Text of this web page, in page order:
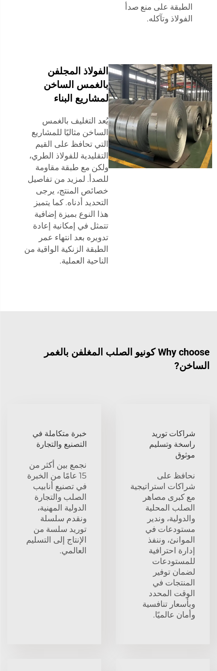
الطبقة على منع صدأ
الفولاذ وتآكله.
الفولاذ المجلفن
بالغمس الساخن
لمشاريع البناء
يُعد التغليف بالغمس
الساخن مثاليًا للمشاريع
التي تحافظ على القيم
التقليدية للفولاذ الطري،
ولكن مع طبقة مقاومة
للصدأ. لمزيد من تفاصيل
خصائص المنتج، يرجى
التحديد أدناه. كما يتميز
هذا النوع بميزة إضافية
تتمثل في إمكانية إعادة
تدويره بعد انتهاء عمر
الطبقة الزنكية الواقية من
الناحية العملية.
Why choose كونيو الصلب المغلفن بالغمر
الساخن?
شراكات توريد
راسخة وتسليم
موثوق
نحافظ على
شراكات استراتيجية
مع كبرى مصاهر
الصلب المحلية
والدولية، وندير
مستودعات في
الموانئ، وننفذ
إدارة احترافية
للمستودعات
لضمان توفير
المنتجات في
الوقت المحدد
وبأسعار تنافسية
وأمان عالميًا.
خبرة متكاملة في
التصنيع والتجارة
نجمع بين أكثر من
15 عامًا من الخبرة
في تصنيع أنابيب
الصلب والتجارة
الدولية المهنية،
ونقدم سلسلة
توريد سلسة من
الإنتاج إلى التسليم
العالمي.